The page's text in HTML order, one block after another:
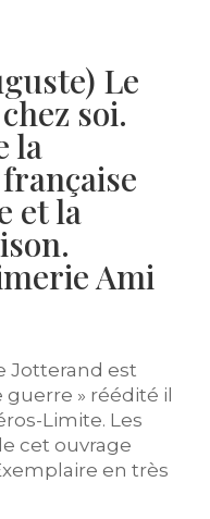
Le
soi.
la
et la
Ami
Jotterand est
guerre » réédité il
Limite. Les
cet ouvrage
en très